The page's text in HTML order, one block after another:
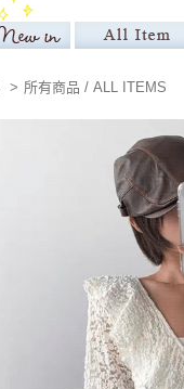
> 所有商品 / ALL ITEMS